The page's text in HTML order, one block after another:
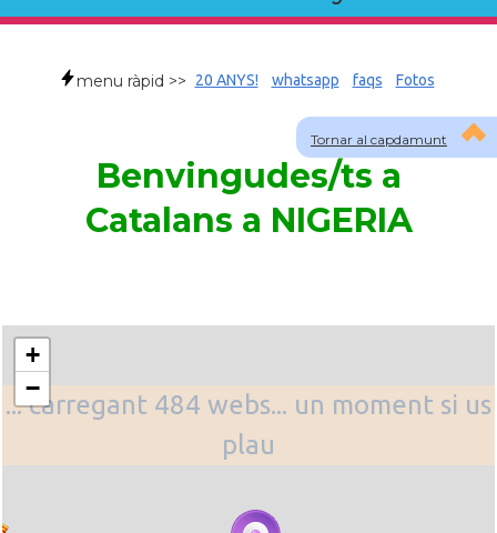
Tornar al capdamunt
menu ràpid >> 20 ANYS! whatsapp faqs Fotos
Benvingudes/ts a
Catalans a NIGERIA
... carregant 484 webs... un moment si us
plau
+
−